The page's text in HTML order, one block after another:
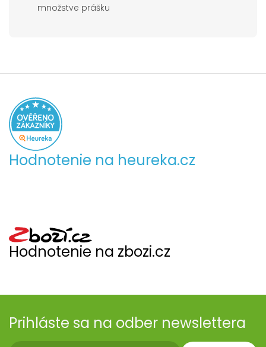
množstve prášku
Hodnotenie na heureka.cz
Hodnotenie na zbozi.cz
Prihláste sa na odber newslettera